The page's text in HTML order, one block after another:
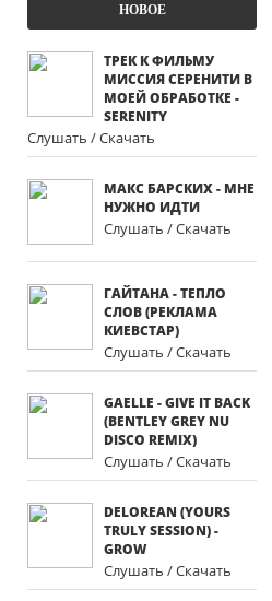
НОВОЕ
ТРЕК К ФИЛЬМУ
МИССИЯ СЕРЕНИТИ В
МОЕЙ ОБРАБОТКЕ -
SERENITY
Слушать / Скачать
МАКС БАРСКИХ - МНЕ
НУЖНО ИДТИ
Слушать / Скачать
ГАЙТАНА - ТЕПЛО
СЛОВ (РЕКЛАМА
КИЕВСТАР)
Слушать / Скачать
GAELLE - GIVE IT BACK
(BENTLEY GREY NU
DISCO REMIX)
Слушать / Скачать
DELOREAN (YOURS
TRULY SESSION) -
GROW
Слушать / Скачать